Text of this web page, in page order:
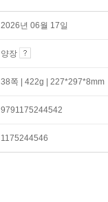
2026년 06월 17일
양장
38쪽 | 422g | 227*297*8mm
9791175244542
1175244546